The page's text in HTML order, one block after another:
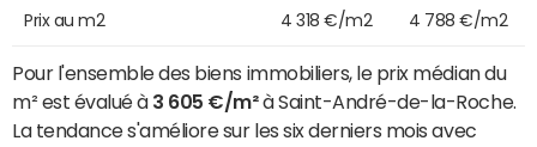
Prix au m2 4 318 €/m2 4 788 €/m2
Pour l'ensemble des biens immobiliers, le prix médian du
m² est évalué à 3 605 €/m²à Saint-André-de-la-Roche.
La tendance s'améliore sur les six derniers mois avec